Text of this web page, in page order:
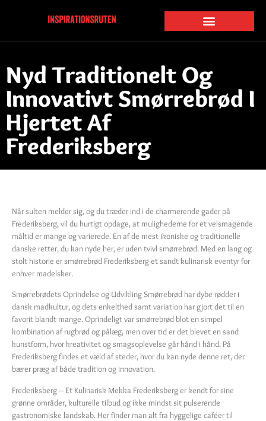
Nyd Traditionelt Og
Innovativt Smørrebrød I
Hjertet Af
Frederiksberg
Når sulten melder sig, og du træder ind i de charmerende gader på
Frederiksberg, vil du hurtigt opdage, at mulighederne for et velsmagende
måltid er mange og varierede. En af de mest ikoniske og traditionelle
danske retter, du kan nyde her, er uden tvivl smørrebrød. Med en lang og
stolt historie er smørrebrød Frederiksberg et sandt kulinarisk eventyr for
enhver madelsker.
Smørrebrødets Oprindelse og Udvikling Smørrebrød har dybe rødder i
dansk madkultur, og dets enkelthed samt variation har gjort det til en
favorit blandt mange. Oprindeligt var smørrebrød blot en simpel
kombination af rugbrød og pålæg, men over tid er det blevet en sand
kunstform, hvor kreativitet og smagsoplevelse går hånd i hånd. På
Frederiksberg findes et væld af steder, hvor du kan nyde denne ret, der
bærer præg af både tradition og innovation.
Frederiksberg – Et Kulinarisk Mekka Frederiksberg er kendt for sine
grønne områder, kulturelle tilbud og ikke mindst sit pulserende
gastronomiske landskab. Her finder man alt fra hyggelige caféer til